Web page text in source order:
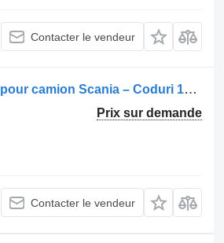
Contacter le vendeur
Commutateur de colonne de direction Comutator Retarder pour camion Scania – Coduri 1349967, 1350317, 1348070
Prix sur demande
Contacter le vendeur